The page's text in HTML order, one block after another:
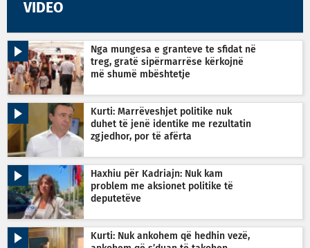
VIDEO
Nga mungesa e granteve te sfidat në
treg, gratë sipërmarrëse kërkojnë
më shumë mbështetje
Kurti: Marrëveshjet politike nuk
duhet të jenë identike me rezultatin
zgjedhor, por të afërta
Haxhiu për Kadriajn: Nuk kam
problem me aksionet politike të
deputetëve
Kurti: Nuk ankohem që hedhin vezë,